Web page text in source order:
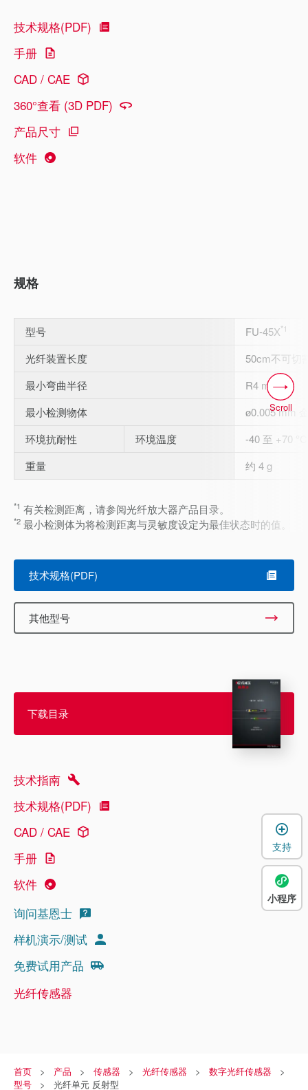
技术规格(PDF)
手册
CAD / CAE
360°查看 (3D PDF)
产品尺寸
软件
规格
型号 FU-45X*1
光纤装置长度
50cm不可切
最小弯曲半径
R4 mm
最小检测物体
ø0.005 mm
环境抗耐性
环境温度
-40 至 +70 °C
重量
约 4 g
*1 有关检测距离，请参阅光纤放大器产品目录。
*2 最小检测体为将检测距离与灵敏度设定为最佳状态时的值。
Scroll
技术规格(PDF)
其他型号
下载目录
技术指南
技术规格(PDF)
CAD / CAE
手册
软件
询问基恩士
样机演示/测试
免费试用产品
光纤传感器
首页 产品 传感器 光纤传感器
数字光纤传感器
型号
光纤单元 反射型
支持
小程序